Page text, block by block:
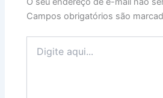
Campos obrigatórios são
aqui...